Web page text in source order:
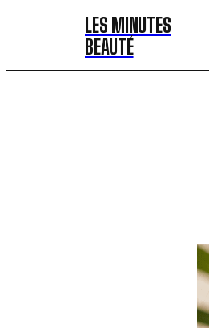
LES MINUTES
BEAUTÉ